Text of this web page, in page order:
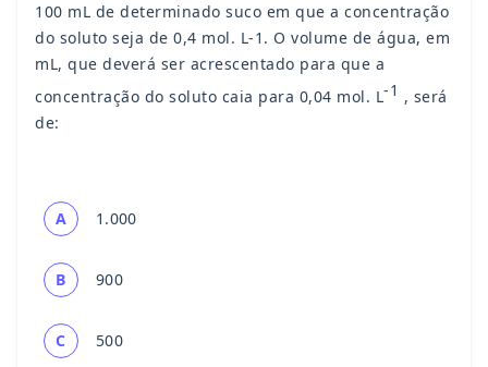
100 mL de determinado suco em que a concentração
do soluto seja de 0,4 mol. L-1. O volume de água, em
mL, que deverá ser acrescentado para que a
concentração do soluto caia para 0,04 mol. L-1 , será
de:
A 1.000
B 900
C 500